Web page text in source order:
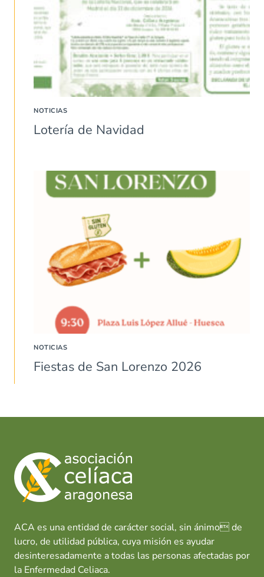
NOTICIAS
Lotería de Navidad
NOTICIAS
Fiestas de San Lorenzo 2026
ACA es una entidad de carácter social, sin ánimo de
lucro, de utilidad pública, cuya misión es ayudar
desinteresadamente a todas las personas afectadas por
la Enfermedad Celiaca.